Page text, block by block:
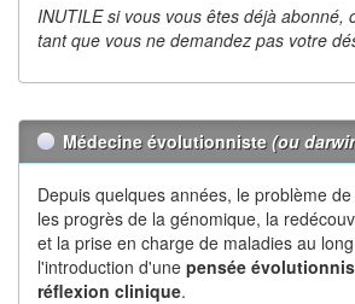
INUTILE si vous vous êtes déjà abonné,
tant que vous ne demandez pas votre
Médecine évolutionniste (ou
Depuis quelques années, le problème
les progrès de la génomique, la
et la prise en charge de maladies au
l'introduction d'une pensée
réflexion clinique.